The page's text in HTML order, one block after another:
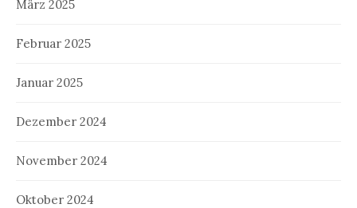
März 2025
Februar 2025
Januar 2025
Dezember 2024
November 2024
Oktober 2024